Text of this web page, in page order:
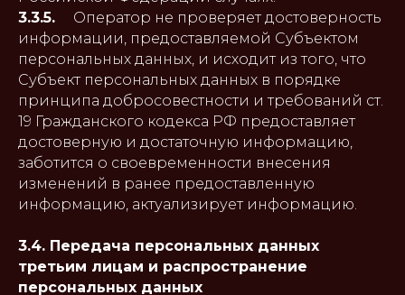
3.3.5. Оператор не проверяет достоверность
информации, предоставляемой Субъектом
персональных данных, и исходит из того, что
Субъект персональных данных в порядке
принципа добросовестности и требований ст.
19 Гражданского кодекса РФ предоставляет
достоверную и достаточную информацию,
заботится о своевременности внесения
изменений в ранее предоставленную
информацию, актуализирует информацию.
3.4. Передача персональных данных
третьим лицам и распространение
персональных данных